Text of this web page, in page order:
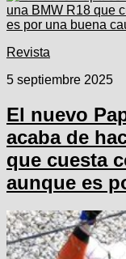
Revista
5 septiembre 2025
El nuevo
acaba de
que cuesta
aunque es